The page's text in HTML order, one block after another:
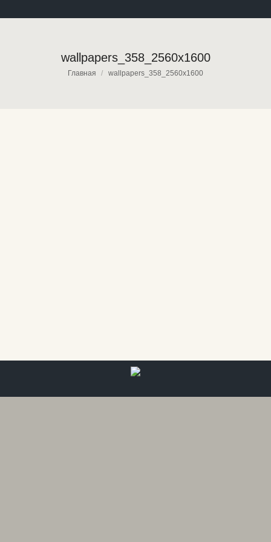
wallpapers_358_2560x1600
Вы здесь:
Главная wallpapers_358_2560x1600